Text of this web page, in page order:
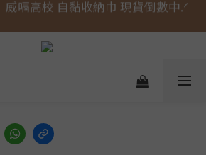
的大人系日常 新上市⋆˚𝜗𝜚˚⋆
的大人系日常 新上市⋆˚𝜗𝜚˚⋆
加入會員享 $𝟑𝟎元 購物金.ᐟ
嗝高校 自黏收納巾 現貨倒數中.ᐟ